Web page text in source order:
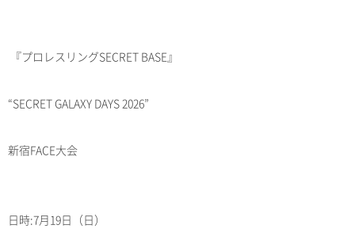
『プロレスリングSECRET BASE』
“SECRET GALAXY DAYS 2026”
新宿FACE大会
日時:7月19日（日）